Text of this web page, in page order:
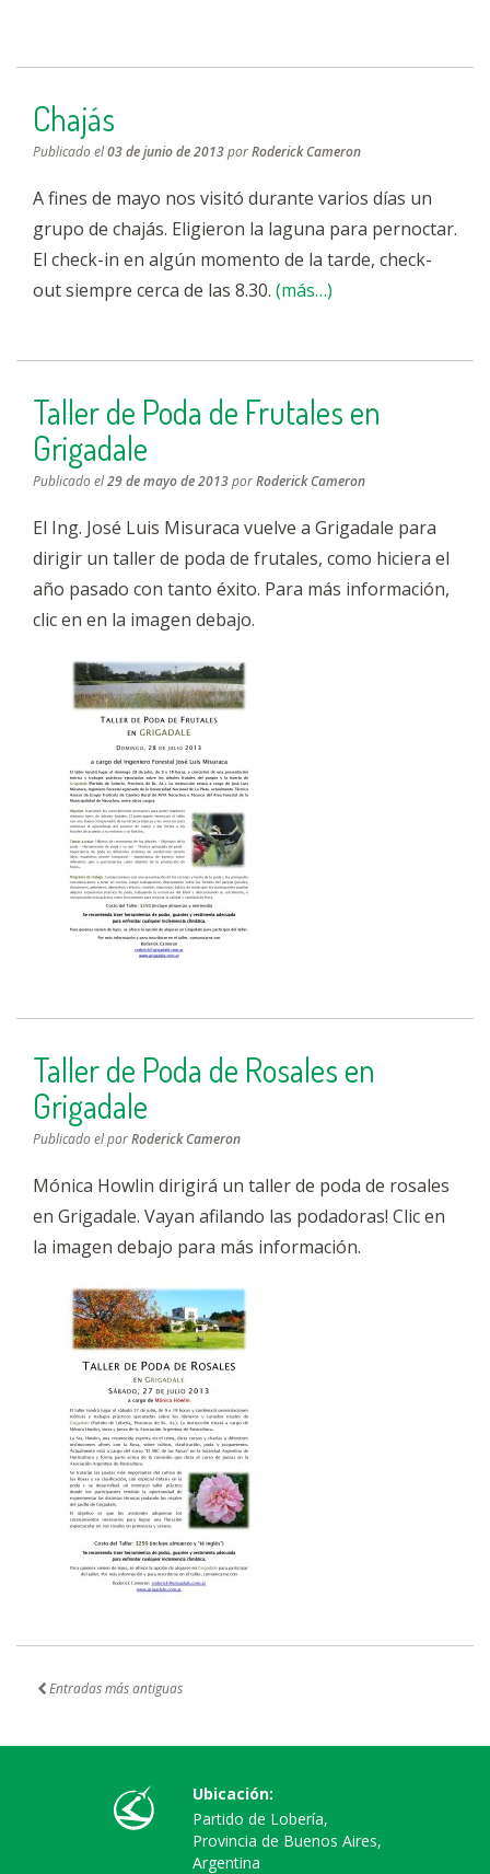
Chajás
Publicado el03 de junio de 2013porRoderick Cameron
A fines de mayo nos visitó durante varios días un
grupo de chajás. Eligieron la laguna para pernoctar.
El check-in en algún momento de la tarde, check-
out siempre cerca de las 8.30. (más…)
Taller de Poda de Frutales en
Grigadale
Publicado el29 de mayo de 2013porRoderick Cameron
El Ing. José Luis Misuraca vuelve a Grigadale para
dirigir un taller de poda de frutales, como hiciera el
año pasado con tanto éxito. Para más información,
clic en en la imagen debajo.
Taller de Poda de Rosales en
Grigadale
Publicado elporRoderick Cameron
Mónica Howlin dirigirá un taller de poda de rosales
en Grigadale. Vayan afilando las podadoras! Clic en
la imagen debajo para más información.
Entradas más antiguas
Ubicación:
Partido de Lobería,
Provincia de Buenos Aires,
Argentina